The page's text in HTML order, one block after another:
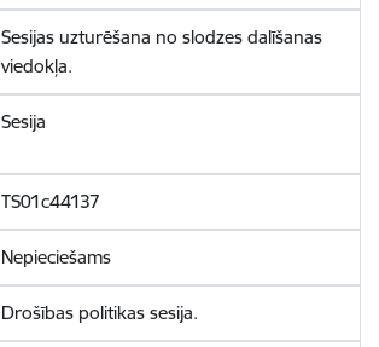
Sesijas uzturēšana no slodzes dalīšanas
viedokļa.
Sesija
TS01c44137
Nepieciešams
Drošības politikas sesija.